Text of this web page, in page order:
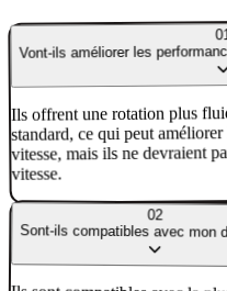
Vont-ils améliorer les
Ils offrent une rotation plus
standard, ce qui peut
vitesse, mais ils ne devraient
vitesse.
02
Sont-ils compatibles avec mon